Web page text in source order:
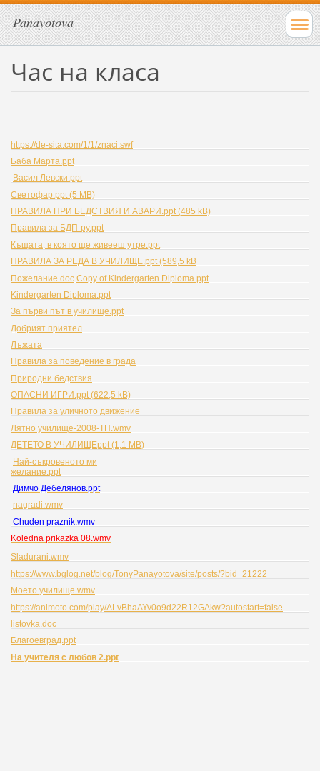
Panayotova
Час на класа
https://de-sita.com/1/1/znaci.swf
Баба Марта.ppt
Васил Левски.ppt
Светофар.ppt (5 MB)
ПРАВИЛА ПРИ БЕДСТВИЯ И АВАРИ.ppt (485 kB)
Правила за БДП-ру.ppt
Къщата, в която ще живееш утре.ppt
ПРАВИЛА ЗА РЕДА В УЧИЛИЩЕ.ppt (589,5 kB
Пожелание.doc Copy of Kindergarten Diploma.ppt
Kindergarten Diploma.ppt
За първи път в училище.ppt
Добрият приятел
Лъжата
Правила за поведение в града
Природни бедствия
ОПАСНИ ИГРИ.ppt (622,5 kB)
Правила за уличното движение
Лятно училище-2008-ТП.wmv
ДЕТЕТО В УЧИЛИЩЕppt (1,1 MB)
Най-съкровеното ми
желание.ppt
Димчо Дебелянов.ppt
nagradi.wmv
Chuden praznik.wmv
Koledna prikazka 08.wmv
Sladurani.wmv
https://www.bglog.net/blog/TonyPanayotova/site/posts/?bid=21222
Моето училище.wmv
https://animoto.com/play/ALvBhaAYv0o9d22R12GAkw?autostart=false
listovka.doc
Благоевград.ppt
На учителя с любов 2.ppt